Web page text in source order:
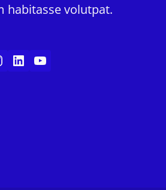
habitasse volutpat.
LinkedIn YouTube